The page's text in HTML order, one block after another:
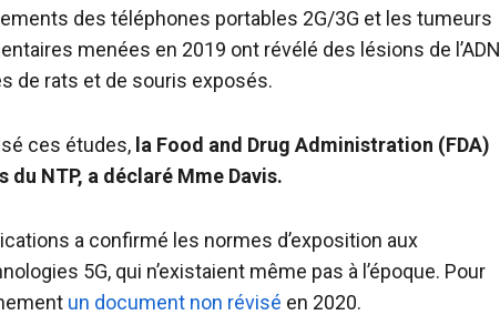
des téléphones portables 2G/3G et les tumeurs
menées en 2019 ont révélé des lésions de l’ADN
de rats et de souris exposés.
ces études, la Food and Drug Administration (FDA)
NTP, a déclaré Mme Davis.
a confirmé les normes d’exposition aux
5G, qui n’existaient même pas à l’époque. Pour
un document non révisé en 2020.